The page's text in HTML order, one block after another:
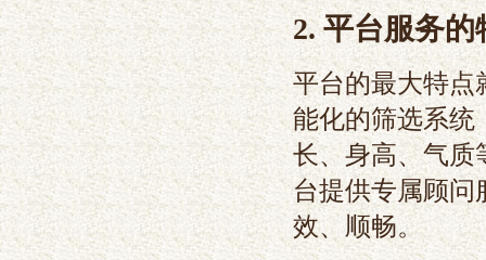
2. 平台服务的
平台的最大特点
能化的筛选系统
长、身高、气质
台提供专属顾问
效、顺畅。